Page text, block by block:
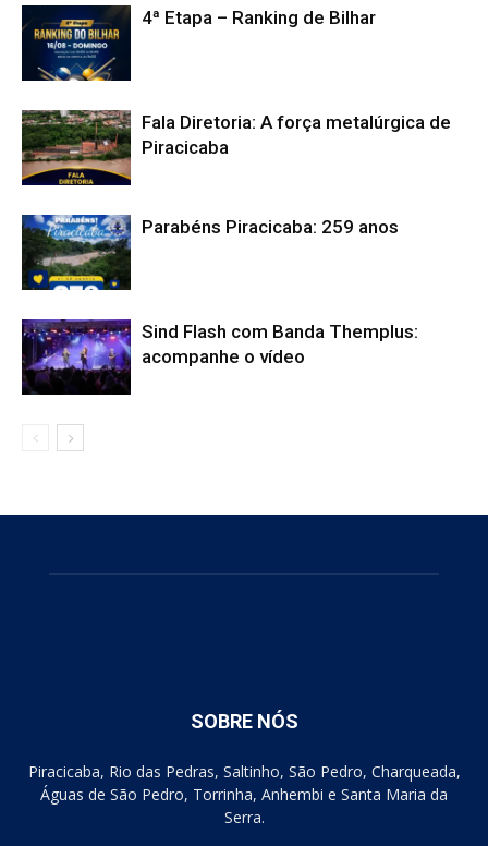
4ª Etapa – Ranking de Bilhar
Fala Diretoria: A força metalúrgica de
Piracicaba
Parabéns Piracicaba: 259 anos
Sind Flash com Banda Themplus:
acompanhe o vídeo
SOBRE NÓS
Piracicaba, Rio das Pedras, Saltinho, São Pedro, Charqueada,
Águas de São Pedro, Torrinha, Anhembi e Santa Maria da
Serra.